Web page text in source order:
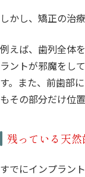
しかし、矯正の治
例えば、歯列全体
ラントが邪魔をし
す。また、前歯部
もその部分だけ位
残っている天
すでにインプラン